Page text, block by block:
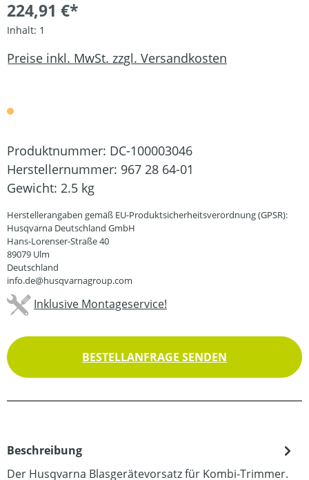
224,91 €*
Inhalt: 1
Preise inkl. MwSt. zzgl. Versandkosten
Produktnummer: DC-100003046
Herstellernummer: 967 28 64-01
Gewicht: 2.5 kg
Herstellerangaben gemäß EU-Produktsicherheitsverordnung (GPSR):
Husqvarna Deutschland GmbH
Hans-Lorenser-Straße 40
89079 Ulm
Deutschland
info.de@husqvarnagroup.com
Inklusive Montageservice!
BESTELLANFRAGE SENDEN
Beschreibung
Der Husqvarna Blasgerätevorsatz für Kombi-Trimmer.